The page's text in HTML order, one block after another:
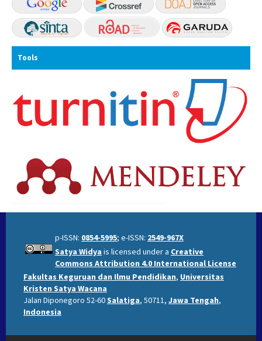
Tools
p-ISSN: 0854-5995; e-ISSN: 2549-967X
Satya Widya is licensed under a Creative
Commons Attribution 4.0 International License
Fakultas Keguruan dan Ilmu Pendidikan, Universitas
Kristen Satya Wacana
Jalan Diponegoro 52-60Salatiga, 50711, Jawa Tengah,
Indonesia